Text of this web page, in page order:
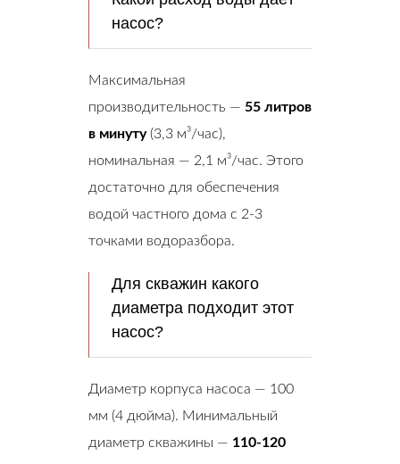
насос?
Максимальная
производительность — 55 литров
в минуту(3,3 м³/час),
номинальная — 2,1 м³/час. Этого
достаточно для обеспечения
водой частного дома с 2-3
точками водоразбора.
Для скважин какого
диаметра подходит этот
насос?
Диаметр корпуса насоса — 100
мм (4 дюйма). Минимальный
диаметр скважины — 110-120